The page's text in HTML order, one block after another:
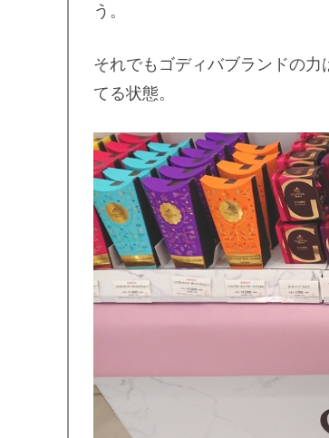
う。
それでもゴディバブランドの
てる状態。